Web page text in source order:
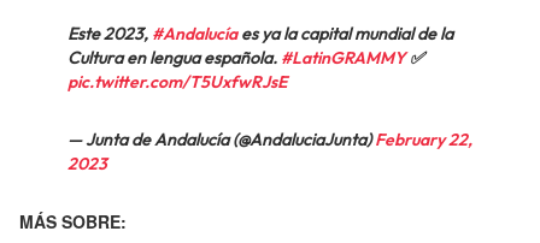
Este 2023, #Andalucíaes ya la capital mundial de la
Cultura en lengua española. #LatinGRAMMY✅
pic.twitter.com/T5UxfwRJsE
— Junta de Andalucía (@AndaluciaJunta)February 22,
2023
MÁS SOBRE: